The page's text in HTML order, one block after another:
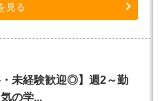
見る
・未経験歓迎◎】週2～勤
の学...